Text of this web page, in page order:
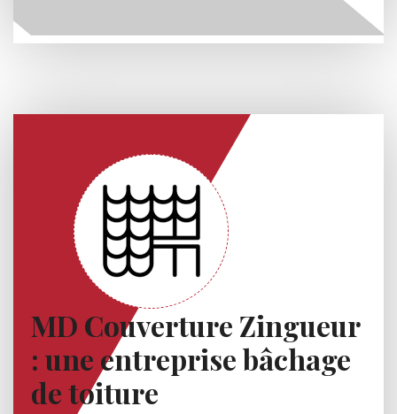
MD Couverture Zingueur
: une entreprise bâchage
de toiture